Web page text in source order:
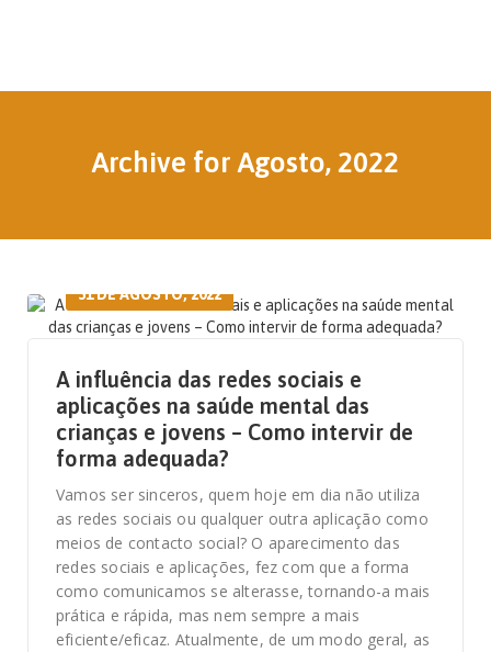
Archive for Agosto, 2022
31 DE AGOSTO, 2022
A influência das redes sociais e
aplicações na saúde mental das
crianças e jovens – Como intervir de
forma adequada?
Vamos ser sinceros, quem hoje em dia não utiliza
as redes sociais ou qualquer outra aplicação como
meios de contacto social? O aparecimento das
redes sociais e aplicações, fez com que a forma
como comunicamos se alterasse, tornando-a mais
prática e rápida, mas nem sempre a mais
eficiente/eficaz. Atualmente, de um modo geral, as